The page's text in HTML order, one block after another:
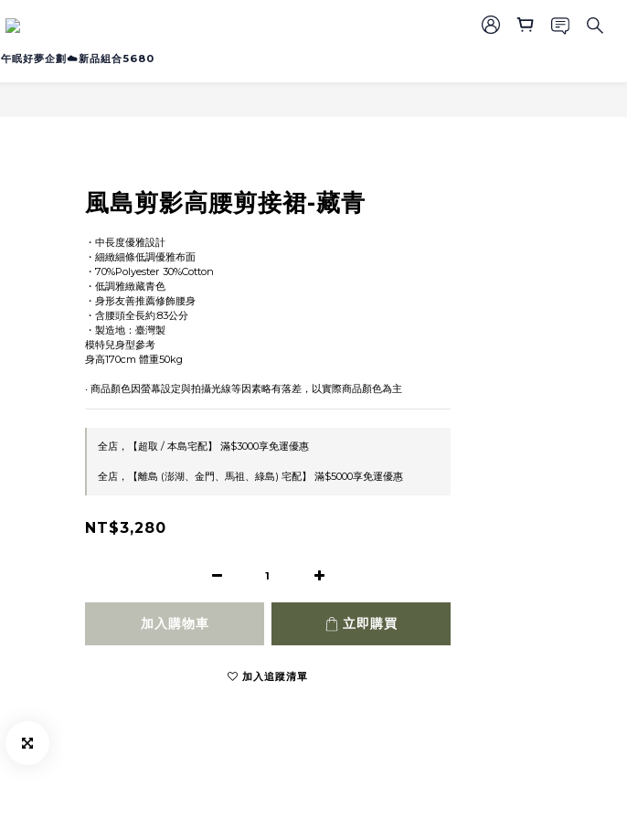
午眠好夢企劃☁️新品組合5680
風島剪影高腰剪接裙-藏青
・中長度優雅設計
・細緻細條低調優雅布面
・70%Polyester 30%Cotton
・低調雅緻藏青色
・身形友善推薦修飾腰身
・含腰頭全長約:83公分
・製造地：臺灣製
模特兒身型參考
身高170cm 體重50kg
‧ 商品顏色因螢幕設定與拍攝光線等因素略有落差，以實際商品顏色為主
全店，【超取 / 本島宅配】 滿$3000享免運優惠
全店，【離島 (澎湖、金門、馬祖、綠島) 宅配】 滿$5000享免運優惠
NT$3,280
加入購物車 立即購買
加入追蹤清單